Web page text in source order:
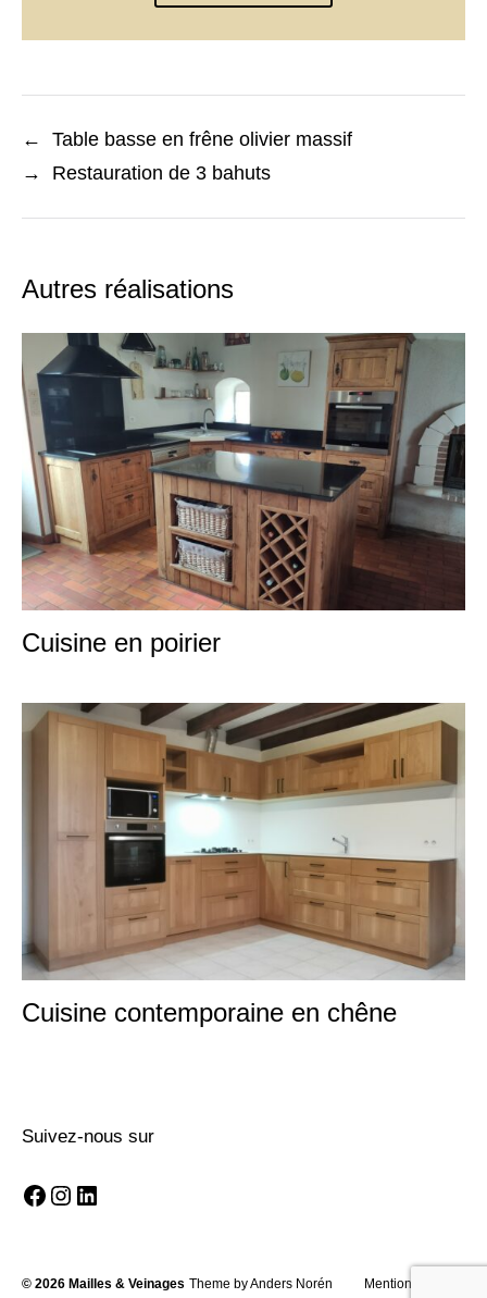
←
Table basse en frêne olivier massif
→
Restauration de 3 bahuts
Autres réalisations
Cuisine en poirier
Cuisine contemporaine en chêne
Suivez-nous sur
© 2026 Mailles & Veinages Theme byAnders Norén Mentions légales